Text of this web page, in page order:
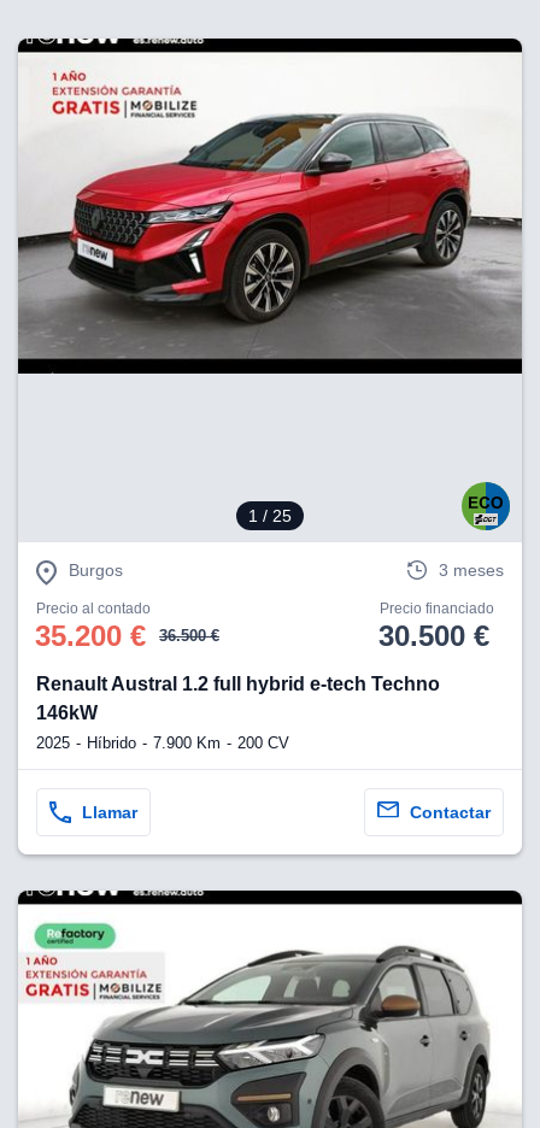
1 / 25
Burgos 3 meses
Precio al contado
35.200 € 36.500 €
Precio financiado
30.500 €
Renault Austral 1.2 full hybrid e-tech Techno
146kW
2025 Híbrido 7.900 Km 200 CV
Llamar Contactar